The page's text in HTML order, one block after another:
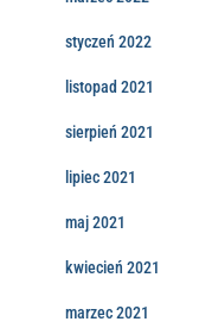
styczeń 2022
listopad 2021
sierpień 2021
lipiec 2021
maj 2021
kwiecień 2021
marzec 2021